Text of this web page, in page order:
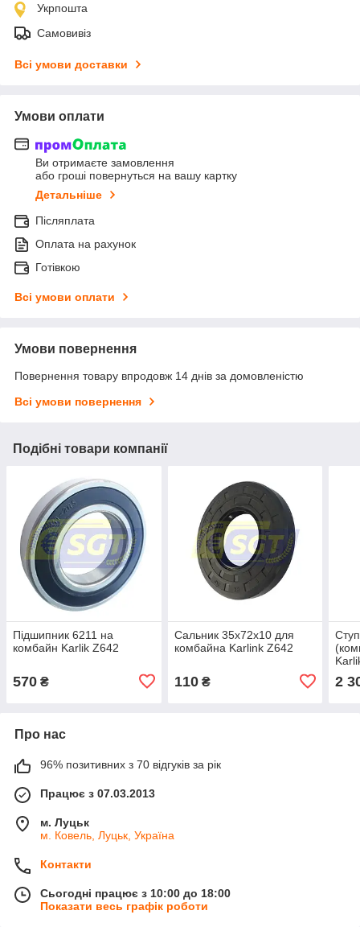
Укрпошта
Самовивіз
Всі умови доставки
Умови оплати
Ви отримаєте замовлення
або гроші повернуться на вашу картку
Детальніше
Післяплата
Оплата на рахунок
Готівкою
Всі умови оплати
Умови повернення
Повернення товару впродовж 14 днів за домовленістю
Всі умови повернення
Подібні товари компанії
Підшипник 6211 на
комбайн Karlik Z642
570 ₴
Сальник 35x72х10 для
комбайна Karlink Z642
110₴ 2
Про нас
96% позитивних з 70 відгуків за рік
Працює з 07.03.2013
м. Луцьк
м. Ковель, Луцьк, Україна
Контакти
Сьогодні працює з 10:00 до 18:00
Показати весь графік роботи